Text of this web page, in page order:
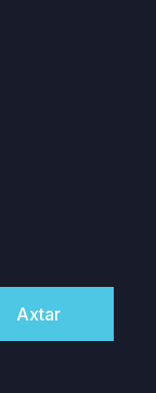
Axtar